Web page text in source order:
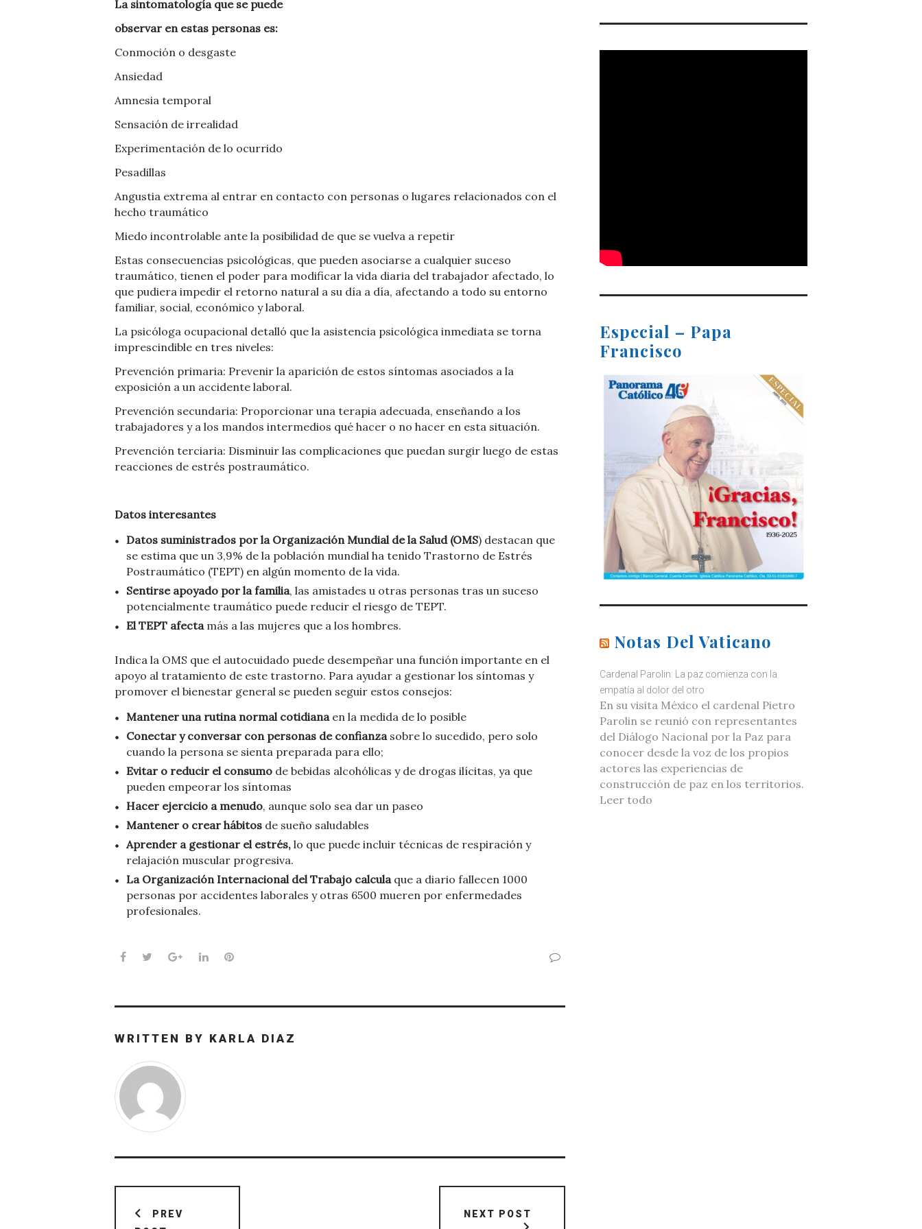
La sintomatología que se puede
observar en estas personas es:
Conmoción o desgaste
Ansiedad
Amnesia temporal
Sensación de irrealidad
Experimentación de lo ocurrido
Pesadillas
Angustia extrema al entrar en contacto con personas o lugares relacionados con el
hecho traumático
Miedo incontrolable ante la posibilidad de que se vuelva a repetir
Estas consecuencias psicológicas, que pueden asociarse a cualquier suceso
traumático, tienen el poder para modificar la vida diaria del trabajador afectado, lo
que pudiera impedir el retorno natural a su día a día, afectando a todo su entorno
familiar, social, económico y laboral.
La psicóloga ocupacional detalló que la asistencia psicológica inmediata se torna
imprescindible en tres niveles:
Prevención primaria: Prevenir la aparición de estos síntomas asociados a la
exposición a un accidente laboral.
Prevención secundaria: Proporcionar una terapia adecuada, enseñando a los
trabajadores y a los mandos intermedios qué hacer o no hacer en esta situación.
Prevención terciaria: Disminuir las complicaciones que puedan surgir luego de estas
reacciones de estrés postraumático.
Datos interesantes
Datos suministrados por la Organización Mundial de la Salud (OMS) destacan que
se estima que un 3,9% de la población mundial ha tenido Trastorno de Estrés
Postraumático (TEPT) en algún momento de la vida.
Sentirse apoyado por la familia, las amistades u otras personas tras un suceso
potencialmente traumático puede reducir el riesgo de TEPT.
El TEPT afecta más a las mujeres que a los hombres.
Indica la OMS que el autocuidado puede desempeñar una función importante en el
apoyo al tratamiento de este trastorno. Para ayudar a gestionar los síntomas y
promover el bienestar general se pueden seguir estos consejos:
Mantener una rutina normal cotidiana en la medida de lo posible
Conectar y conversar con personas de confianza sobre lo sucedido, pero solo
cuando la persona se sienta preparada para ello;
Evitar o reducir el consumo de bebidas alcohólicas y de drogas ilícitas, ya que
pueden empeorar los síntomas
Hacer ejercicio a menudo, aunque solo sea dar un paseo
Mantener o crear hábitos de sueño saludables
Aprender a gestionar el estrés, lo que puede incluir técnicas de respiración y
relajación muscular progresiva.
La Organización Internacional del Trabajo calcula que a diario fallecen 1000
personas por accidentes laborales y otras 6500 mueren por enfermedades
profesionales.
Facebook
TwitterGoogle+LinkedInPinterest
WRITTEN BY KARLA DIAZ
de
PREV
NEXT POST
Especial – Papa
Francisco
Notas Del Vaticano
Cardenal Parolin: La paz comienza con la
empatía al dolor del otro
En su visita México el cardenal Pietro
Parolin se reunió con representantes
del Diálogo Nacional por la Paz para
conocer desde la voz de los propios
actores las experiencias de
construcción de paz en los territorios.
Leer todo